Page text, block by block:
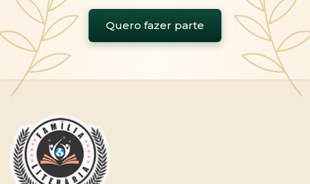
Quero fazer parte